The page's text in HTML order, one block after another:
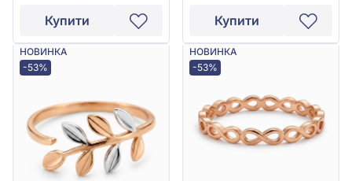
Купити Купити
НОВИНКА
-53%
НОВИНКА
-53%